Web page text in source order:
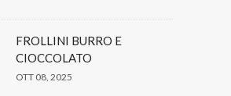
FROLLINI BURRO E
CIOCCOLATO
OTT 08, 2025